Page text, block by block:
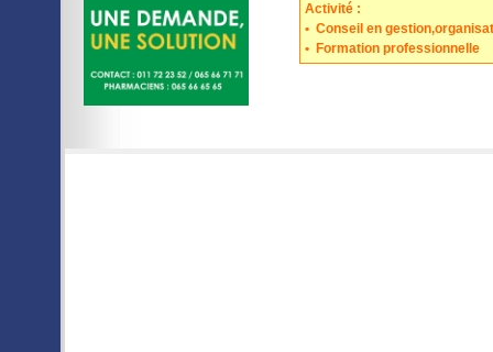
Activité :
• Conseil en
• Formation professionnelle